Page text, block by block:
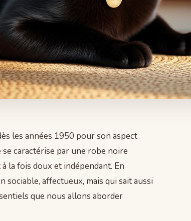
les années 1950 pour son aspect
caractérise par une robe noire
la fois doux et indépendant. En
affectueux, mais qui sait aussi
que nous allons aborder